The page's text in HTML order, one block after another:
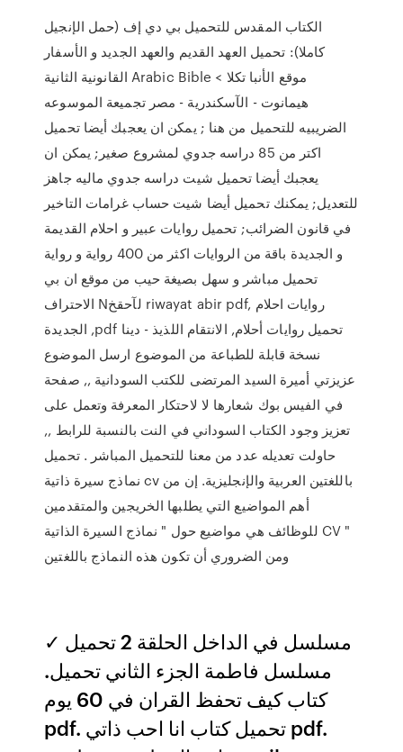
الكتاب المقدس للتحميل بي دي إف (حمل الإنجيل
كاملا): تحميل العهد القديم والعهد الجديد و الأسفار
القانونية الثانية Arabic Bible < موقع الأنبا تكلا
هيمانوت - الآسكندرية - مصر تجميعة الموسوعه
الضريبيه للتحميل من هنا ; يمكن ان يعجبك أيضا تحميل
اكتر من 85 دراسه جدوي لمشروع صغير; يمكن ان
يعجبك أيضا تحميل شيت دراسه جدوي ماليه جاهز
للتعديل; يمكنك تحميل أيضا شيت حساب غرامات التاخير
في قانون الضرائب; تحميل روايات عبير و احلام القديمة
و الجديدة باقة من الروايات اكثر من 400 رواية و رواية
تحميل مباشر و سهل بصيغة حيب من موقع ان بي
الاحتراف Nلآحقخ riwayat abir pdf, روايات احلام
الجديدة ,pdf تحميل روايات أحلام, الانتقام اللذيذ - دينا
نسخة قابلة للطباعة من الموضوع ارسل الموضوع
عزيزتي أميرة السيد المرتضى للكتب السودانية ,, صفحة
في الفيس بوك شعارها لا لاحتكار المعرفة وتعمل على
تعزيز وجود الكتاب السوداني في النت بالنسبة للرابط ,,
حاولت تعديله عدد من معنا للتحميل المباشر . تحميل
نماذج سيرة ذاتية cv باللغتين العربية والإنجليزية. إن من
أهم المواضيع التي يطلبها الخريجين والمتقدمين
للوظائف هي مواضيع حول " نماذج السيرة الذاتية CV "
ومن الضروري أن تكون هذه النماذج باللغتين
مسلسل في الداخل الحلقة 2 تحميل ✓
مسلسل فاطمة الجزء الثاني تحميل.
كتاب كيف تحفظ القران في 60 يوم
pdf. تحميل كتاب انا احب ذاتي pdf.